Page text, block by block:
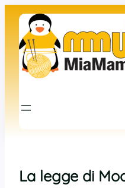
contenuto
La legge di